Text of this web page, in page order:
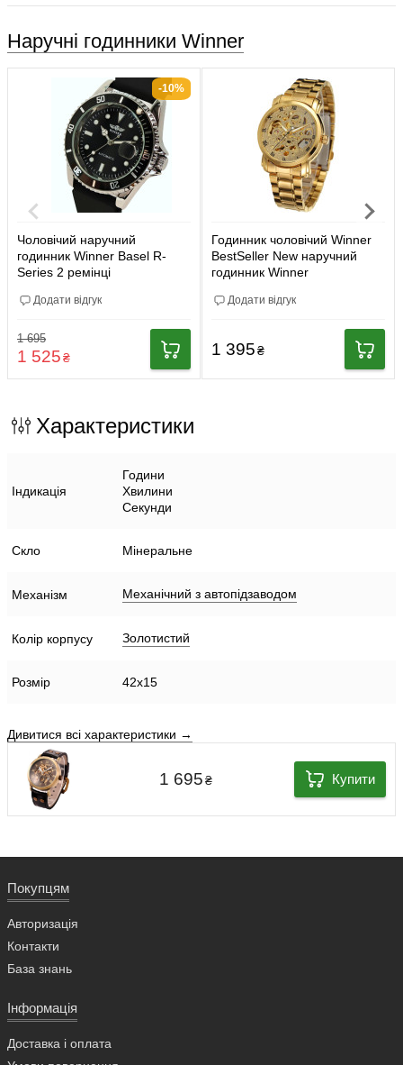
Наручні годинники Winner
-10%
Чоловічий наручний
годинник Winner Basel R-
Series 2 ремінці
Додати відгук
1 695
1 525₴
Годинник чоловічий Winner
BestSeller New наручний
годинник Winner
Додати відгук
1 395₴
Характеристики
Індикація
Години
Хвилини
Секунди
Скло Мінеральне
Механізм Механічний з автопідзаводом
Колір корпусу Золотистий
Розмір 42х15
Дивитися всі характеристики →
1 695₴ Купити
Покупцям
Авторизація
Контакти
База знань
Інформація
Доставка і оплата